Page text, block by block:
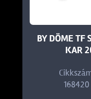
BY DÖME TF
KAR
168420